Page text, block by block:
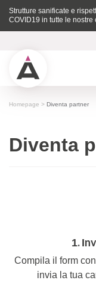
Strutture sanificate e
COVID19 in tutte le nostre
Homepage > Diventa partner
Diventa
1.
Compila il form
invia la tua